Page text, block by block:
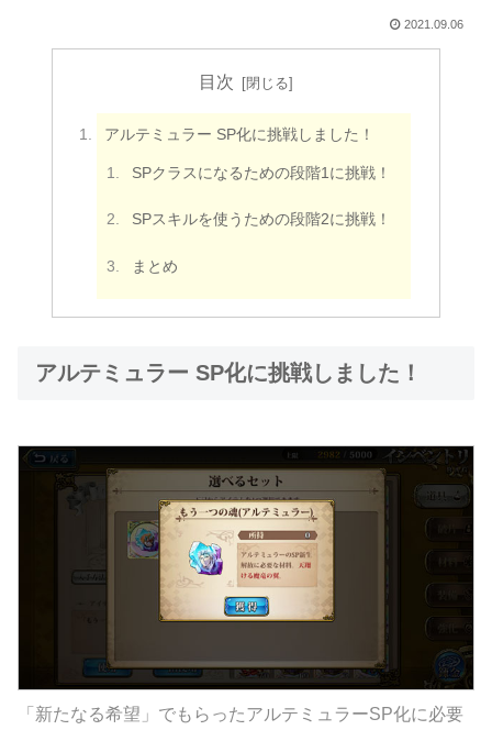
2021.09.06
目次
アルテミュラー SP化に挑戦しました！
SPクラスになるための段階1に挑戦！
SPスキルを使うための段階2に挑戦！
まとめ
アルテミュラー SP化に挑戦しました！
「新たなる希望」でもらったアルテミュラーSP化に必要